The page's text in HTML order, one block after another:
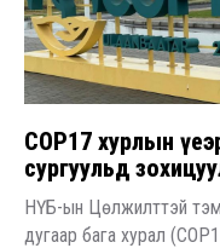
COP17 хурлын
сургуульд
НҮБ-ын Цөлжилттэй
дугаар бага хурал